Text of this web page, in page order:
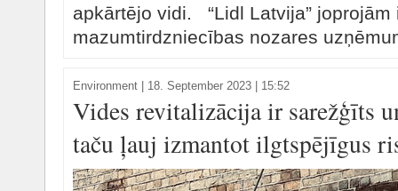
apkārtējo vidi. “Lidl Latvija”
mazumtirdzniecības nozares
Environment 18. September 2023 | 15:52
Vides revitalizācija ir sarežģīts
taču ļauj izmantot ilgtspējīgus